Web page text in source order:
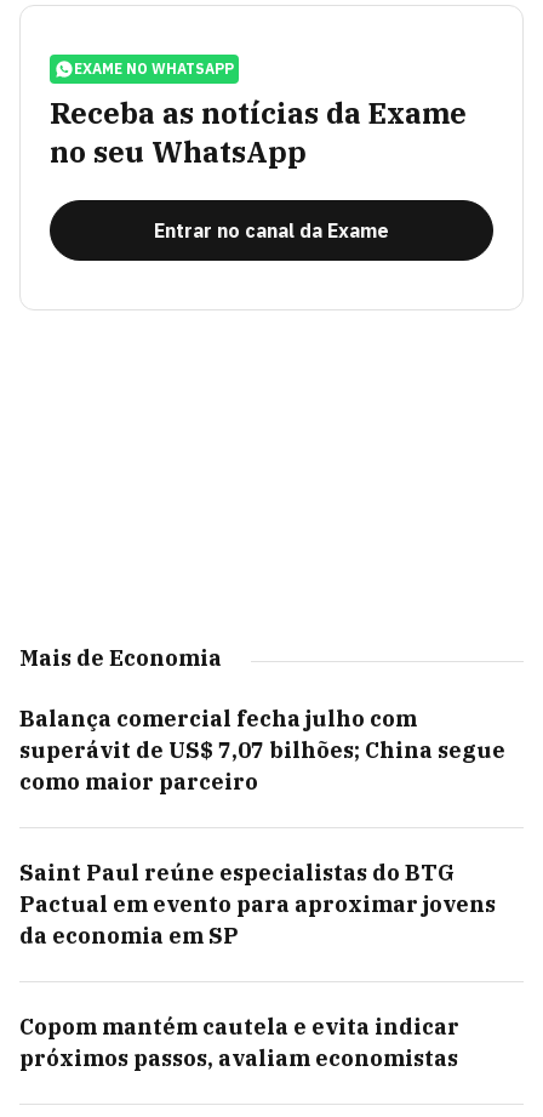
EXAME NO WHATSAPP
Receba as notícias da Exame
no seu WhatsApp
Entrar no canal da Exame
Mais de Economia
Balança comercial fecha julho com
superávit de US$ 7,07 bilhões; China segue
como maior parceiro
Saint Paul reúne especialistas do BTG
Pactual em evento para aproximar jovens
da economia em SP
Copom mantém cautela e evita indicar
próximos passos, avaliam economistas